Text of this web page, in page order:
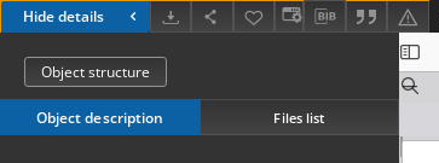
Hide details
Object structure
Object description Files list